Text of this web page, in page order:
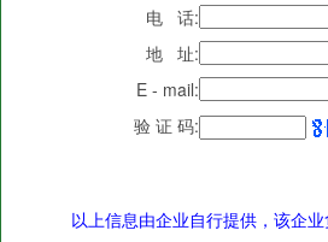
电 话:
地 址:
E - mail:
验 证 码:
以上信息由企业自行提供，该企